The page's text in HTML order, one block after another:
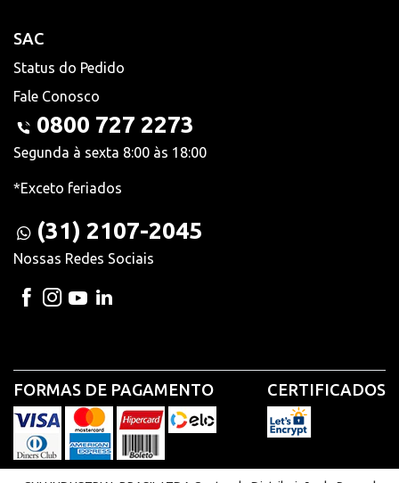
SAC
Status do Pedido
Fale Conosco
0800 727 2273
Segunda à sexta 8:00 às 18:00
*Exceto feriados
(31) 2107-2045
Nossas Redes Sociais
FORMAS DE PAGAMENTO CERTIFICADOS